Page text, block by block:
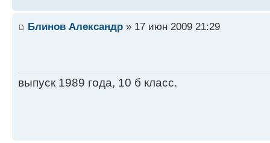
Блинов Александр » 17 июн 2009 21:29
выпуск 1989 года, 10 б класс.